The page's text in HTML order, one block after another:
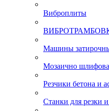
Виброплиты
Машины
Мозаично
Резчики бетона и
Станки для резки